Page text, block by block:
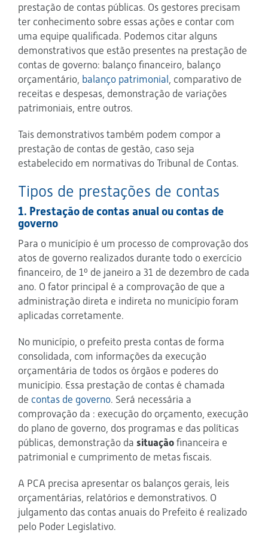
prestação de contas públicas. Os gestores precisam
ter conhecimento sobre essas ações e contar com
uma equipe qualificada. Podemos citar alguns
demonstrativos que estão presentes na prestação de
contas de governo: balanço financeiro, balanço
orçamentário, balanço patrimonial , comparativo de
receitas e despesas, demonstração de variações
patrimoniais, entre outros.
Tais demonstrativos também podem compor a
prestação de contas de gestão, caso seja
estabelecido em normativas do Tribunal de Contas.
Tipos de prestações de contas
1. Prestação de contas anual ou contas de
governo
Para o município é um processo de comprovação dos
atos de governo realizados durante todo o exercício
financeiro, de 1º de janeiro a 31 de dezembro de cada
ano. O fator principal é a comprovação de que a
administração direta e indireta no município foram
aplicadas corretamente.
No município, o prefeito presta contas de forma
consolidada, com informações da execução
orçamentária de todos os órgãos e poderes do
município. Essa prestação de contas é chamada
de contas de governo. Será necessária a
comprovação da : execução do orçamento, execução
do plano de governo, dos programas e das políticas
públicas, demonstração da situação financeira e
patrimonial e cumprimento de metas fiscais.
A PCA precisa apresentar os balanços gerais, leis
orçamentárias, relatórios e demonstrativos. O
julgamento das contas anuais do Prefeito é realizado
pelo Poder Legislativo.